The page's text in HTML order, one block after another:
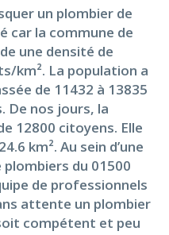
un plombier de
car la commune de
une densité de
km². La population a
de 11432 à 13835
De nos jours, la
12800 citoyens. Elle
km². Au sein d’une
du 01500
de professionnels
attente un plombier
compétent et peu